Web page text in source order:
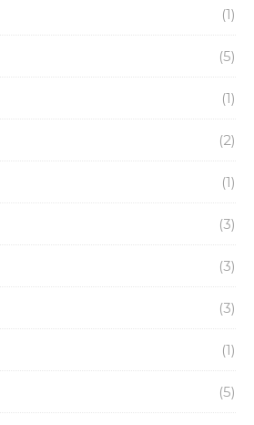
(1)
(5)
(1)
(2)
(1)
(3)
(3)
(3)
(1)
(5)